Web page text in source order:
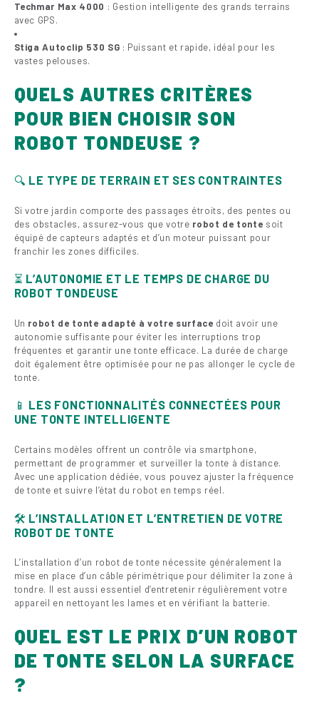
Techmar Max 4000 : Gestion intelligente des grands terrains
avec GPS.
Stiga Autoclip 530 SG : Puissant et rapide, idéal pour les
vastes pelouses.
QUELS AUTRES CRITÈRES
POUR BIEN CHOISIR SON
ROBOT TONDEUSE ?
🔍 LE TYPE DE TERRAIN ET SES CONTRAINTES
Si votre jardin comporte des passages étroits, des pentes ou
des obstacles, assurez-vous que votre robot de tonte soit
équipé de capteurs adaptés et d’un moteur puissant pour
franchir les zones difficiles.
⏳ L’AUTONOMIE ET LE TEMPS DE CHARGE DU
ROBOT TONDEUSE
Un robot de tonte adapté à votre surface doit avoir une
autonomie suffisante pour éviter les interruptions trop
fréquentes et garantir une tonte efficace. La durée de charge
doit également être optimisée pour ne pas allonger le cycle de
tonte.
📱 LES FONCTIONNALITÉS CONNECTÉES POUR
UNE TONTE INTELLIGENTE
Certains modèles offrent un contrôle via smartphone,
permettant de programmer et surveiller la tonte à distance.
Avec une application dédiée, vous pouvez ajuster la fréquence
de tonte et suivre l’état du robot en temps réel.
🛠️ L’INSTALLATION ET L’ENTRETIEN DE VOTRE
ROBOT DE TONTE
L’installation d’un robot de tonte nécessite généralement la
mise en place d’un câble périmétrique pour délimiter la zone à
tondre. Il est aussi essentiel d’entretenir régulièrement votre
appareil en nettoyant les lames et en vérifiant la batterie.
QUEL EST LE PRIX D’UN ROBOT
DE TONTE SELON LA SURFACE
?